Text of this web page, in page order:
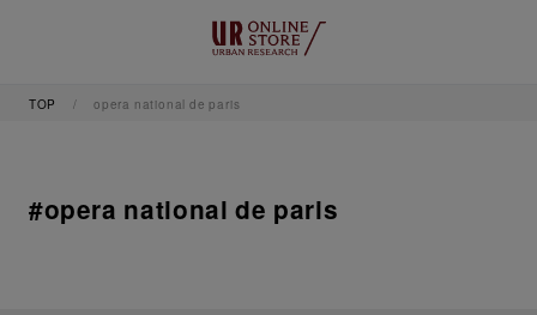
TOP opera national de paris
#opera national de paris